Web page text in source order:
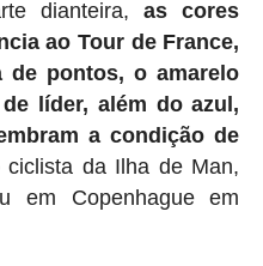
dianteira, as cores
ao Tour de France,
de pontos, o amarelo
líder, além do azul,
a condição de
ciclista da Ilha de Man,
em Copenhague em